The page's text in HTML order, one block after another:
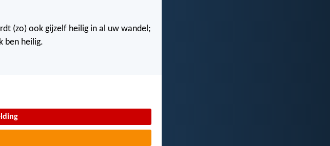
(zo) ook gijzelf heilig in al uw wandel;
ben heilig.